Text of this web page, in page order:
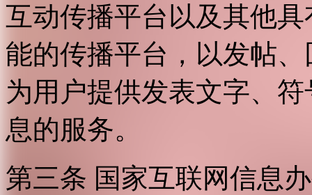
互动传播平台以及其他
能的传播平台，以发帖
为用户提供发表文字、
息的服务。
第三条 国家互联网信息